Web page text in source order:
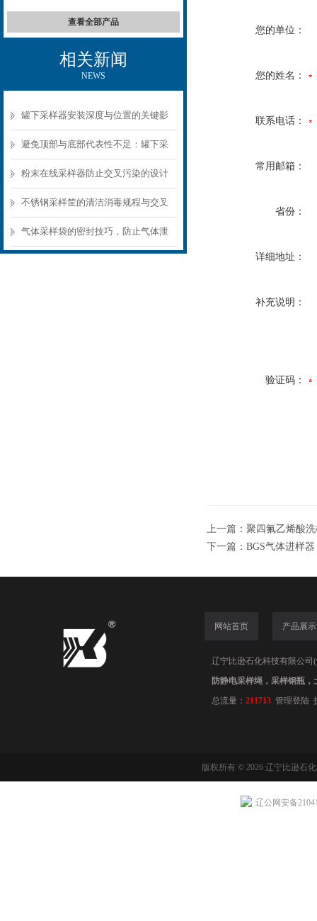
查看全部产品
相关新闻
NEWS
罐下采样器安装深度与位置的关键影
响
避免顶部与底部代表性不足：罐下采
样器结构选型要点
粉末在线采样器防止交叉污染的设计
要点
不锈钢采样筐的清洁消毒规程与交叉
污染预防
气体采样袋的密封技巧，防止气体泄
您的单位：
您的姓名：
联系电话：
常用邮箱：
省份：
详细地址：
补充说明：
验证码：
上一篇： 聚四氟乙烯酸
下一篇： BGS气体进样器
网站首页 产品展示
辽宁比逊石化科技有限公司
防静电采样绳，采样钢瓶
总流量： 211713 管理登陆
版权所有 © 2026 辽宁比逊石
辽公网安备